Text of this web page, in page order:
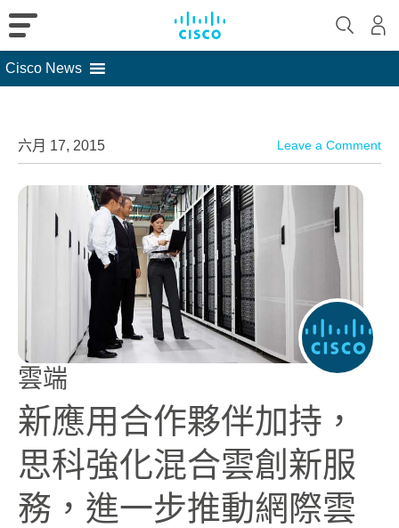
Cisco News
六月 17, 2015 Leave a Comment
雲端
新應用合作夥伴加持，
思科強化混合雲創新服
務，進一步推動網際雲